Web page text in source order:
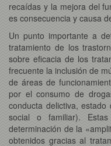
recaídas y la mejora del
es consecuencia y causa
Un punto importante a
tratamiento de los
sobre eficacia de los
frecuente la inclusión de
de áreas de
por el consumo de
conducta delictiva,
social o familiar).
determinación de la
obtenidos gracias al